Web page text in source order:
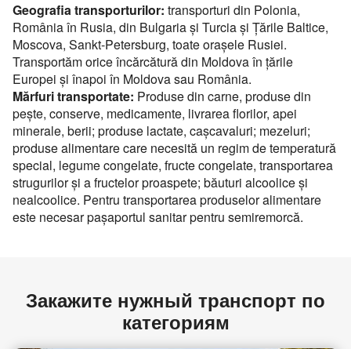
Geografia transporturilor: transporturi din Polonia,
România în Rusia, din Bulgaria şi Turcia şi Ţările Baltice,
Moscova, Sankt-Petersburg, toate oraşele Rusiei.
Transportăm orice încărcătură din Moldova în ţările
Europei şi înapoi în Moldova sau România.
Mărfuri transportate: Produse din carne, produse din
peşte, conserve, medicamente, livrarea florilor, apei
minerale, berii; produse lactate, caşcavaluri; mezeluri;
produse alimentare care necesită un regim de temperatură
special, legume congelate, fructe congelate, transportarea
strugurilor şi a fructelor proaspete; băuturi alcoolice şi
nealcoolice. Pentru transportarea produselor alimentare
este necesar paşaportul sanitar pentru semiremorcă.
Закажите нужный транспорт по
категориям